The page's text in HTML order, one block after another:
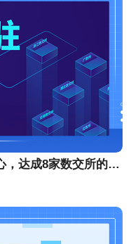
东信云入驻浙江大数据交易中心，达成8家数交所的数商认证及入驻